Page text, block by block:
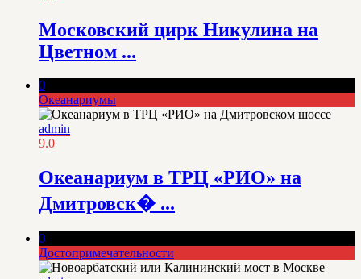
Московский цирк Никулина на
Цветном ...
0
Океанариумы
admin
9.0
Океанариум в ТРЦ «РИО» на
Дмитровск� ...
0
Достопримечательности